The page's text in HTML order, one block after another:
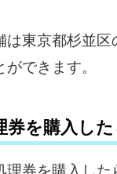
は東京都杉並
できます。
券を購入した
理券を購入し